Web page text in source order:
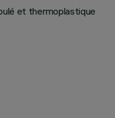
et thermoplastique